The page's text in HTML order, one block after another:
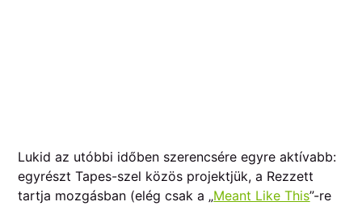
Lukid az utóbbi időben szerencsére egyre aktívabb:
egyrészt Tapes-szel közös projektjük, a Rezzett
tartja mozgásban (elég csak a „Meant Like This”-re